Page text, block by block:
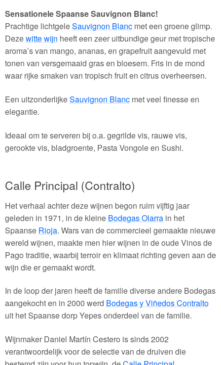
Sensationele Spaanse Sauvignon Blanc!
Prachtige lichtgeleSauvignon Blancmet een groene glimp.
Dezewitte wijn heeft een zeer uitbundige geur met tropische
aroma’s van mango, ananas, en grapefruit aangevuld met
tonen van versgemaaid gras en bloesem. Fris in de mond
waar rijke smaken van tropisch fruit en citrus overheersen.
Een uitzonderlijkeSauvignon Blancmet veel finesse en
elegantie.
Ideaal om te serveren bij o.a. gegrilde vis, rauwe vis,
gerookte vis, bladgroente, Pasta Vongole en Sushi.
Calle Principal (Contralto)
Het verhaal achter deze wijnen begon ruim vijftig jaar
geleden in 1971, in de kleine Bodegas Olarrain het
Spaanse Rioja. Wars van de commercieel gemaakte nieuwe
wereld wijnen, maakte men hier wijnen in de oude Vinos de
Pago traditie, waarbij terroir en klimaat richting geven aan de
wijn die er gemaakt wordt.
In de loop der jaren heeft de familie diverse andere Bodegas
aangekocht en in 2000 werd Bodegas y Viñedos Contralto
uit het Spaanse dorp Yepes onderdeel van de familie.
Wijnmaker Daniel Martín Cestero is sinds 2002
verantwoordelijk voor de selectie van de druiven die